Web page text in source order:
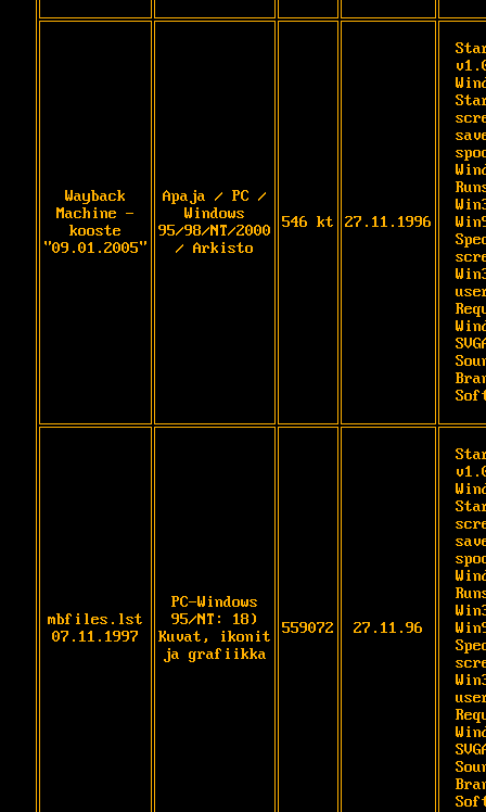
Wayback
Machine -
kooste
"09.01.2005"
Apaja / PC /
Windows
95/98/NT/2000
/ Arkisto
546 kt 27.11.1996
mbfiles.lst
07.11.1997
PC-Windows
95/NT: 18)
Kuvat, ikonit
ja grafiikka
559072 27.11.96